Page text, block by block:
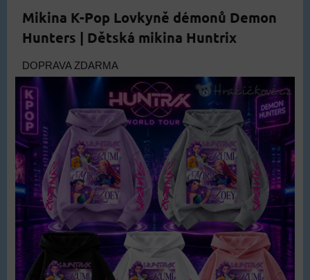
Mikina K-Pop Lovkyně démonů Demon
Hunters | Dětská mikina Huntrix
DOPRAVA ZDARMA